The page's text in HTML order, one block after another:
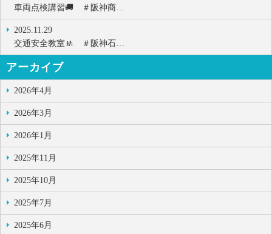
車両点検講習🚚 ＃阪神商…
2025.11.29
交通安全教室🚸 ＃阪神石…
アーカイブ
2026年4月
2026年3月
2026年1月
2025年11月
2025年10月
2025年7月
2025年6月